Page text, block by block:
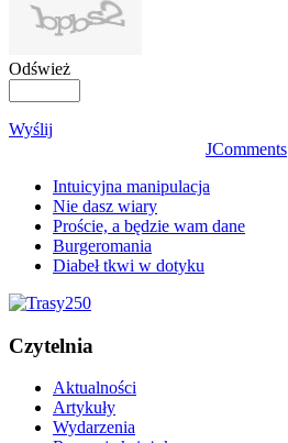
Odśwież
Wyślij
JComments
Intuicyjna manipulacja
Nie dasz wiary
Proście, a będzie wam dane
Burgeromania
Diabeł tkwi w dotyku
Czytelnia
Aktualności
Artykuły
Wydarzenia